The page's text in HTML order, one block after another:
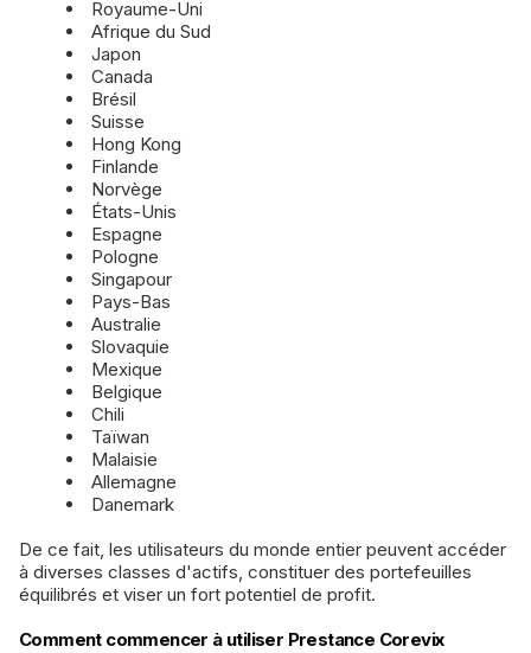
Royaume-Uni
Afrique du Sud
Japon
Canada
Brésil
Suisse
Hong Kong
Finlande
Norvège
États-Unis
Espagne
Pologne
Singapour
Pays-Bas
Australie
Slovaquie
Mexique
Belgique
Chili
Taïwan
Malaisie
Allemagne
Danemark
De ce fait, les utilisateurs du monde entier peuvent accéder
à diverses classes d'actifs, constituer des portefeuilles
équilibrés et viser un fort potentiel de profit.
Comment commencer à utiliser Prestance Corevix